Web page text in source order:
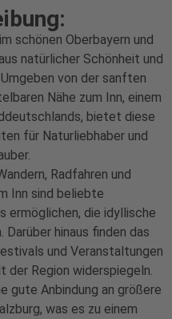
schönen Oberbayern und
natürlicher Schönheit und
von der sanften
Nähe zum Inn, einem
bietet diese
für Naturliebhaber und
Radfahren und
Inn sind beliebte
ermöglichen, die idyllische
hinaus finden das
und Veranstaltungen
Region widerspiegeln.
gute Anbindung an größere
was es zu einem